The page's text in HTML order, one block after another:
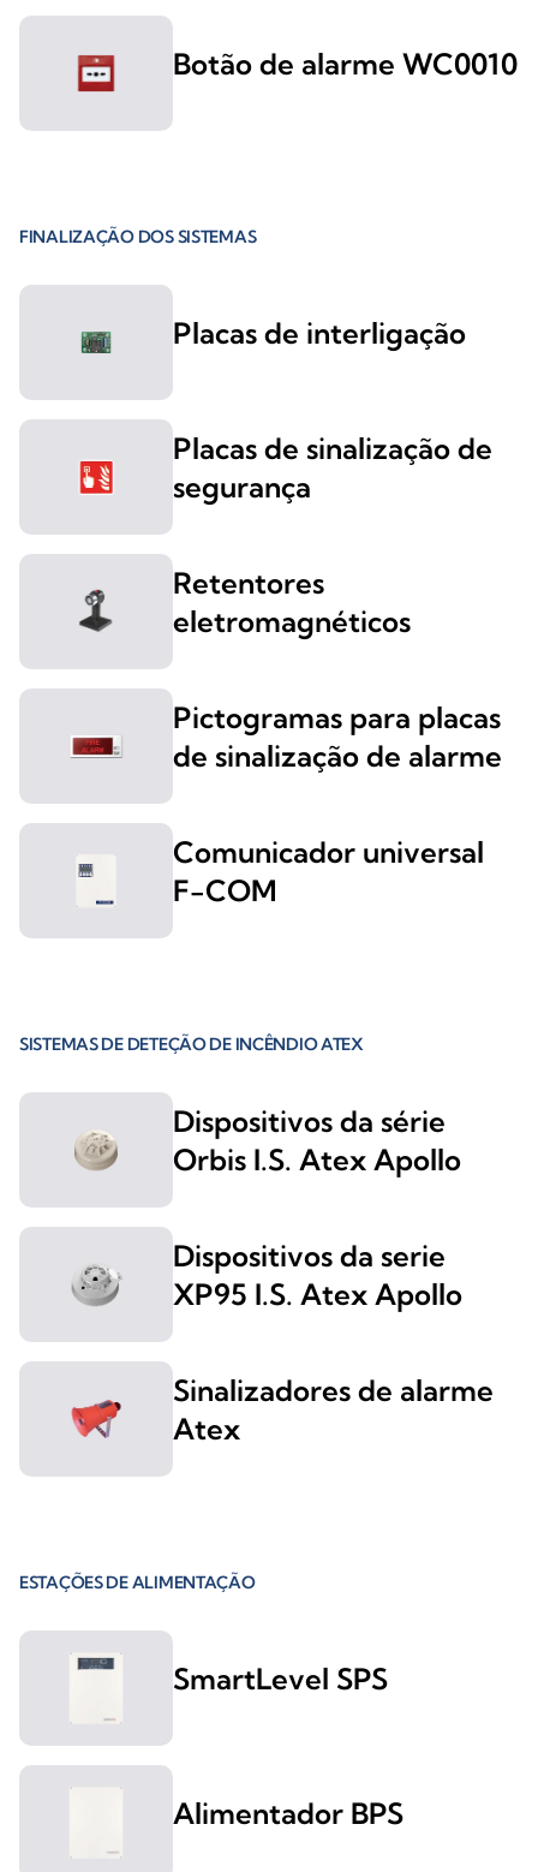
Botão de alarme WC0010
FINALIZAÇÃO DOS SISTEMAS
Placas de interligação
Placas de sinalização de
segurança
Retentores
eletromagnéticos
Pictogramas para placas
de sinalização de alarme
Comunicador universal
F-COM
SISTEMAS DE DETEÇÃO DE INCÊNDIO ATEX
Dispositivos da série
Orbis I.S. Atex Apollo
Dispositivos da serie
XP95 I.S. Atex Apollo
Sinalizadores de alarme
Atex
ESTAÇÕES DE ALIMENTAÇÃO
SmartLevel SPS
Alimentador BPS